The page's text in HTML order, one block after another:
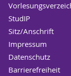
StudIP
Sitz/Anschrift
Impressum
Datenschutz
Barrierefreiheit